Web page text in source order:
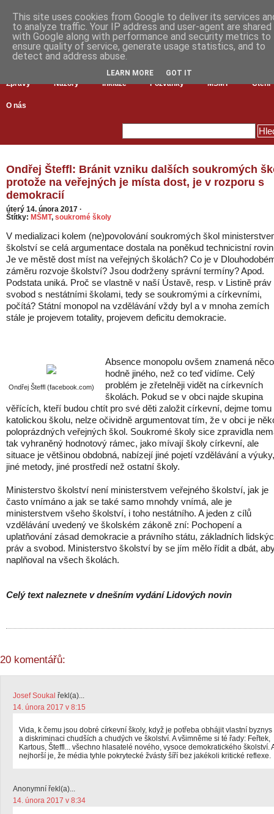
Zprávy Názory Inkluze Pozvánky MŠMT Čtení
O nás
Ondřej Šteffl: Bránit vzniku dalších soukromých
protože na veřejných je místa dost, je v rozporu s
demokracií
úterý 14. února 2017 ·
Štítky: MŠMT, soukromé školy
V medializaci kolem (ne)povolování soukromých škol
školství se celá argumentace dostala na poněkud technicistní
Je ve městě dost míst na veřejných školách? Co je v
záměru rozvoje školství? Jsou dodrženy správní termíny? Apod.
Podstata uniká. Proč se vlastně v naší Ústavě, resp. v Listině práv
svobod s nestátními školami, tedy se soukromými a církevními,
počítá? Státní monopol na vzdělávání vždy byl a v mnoha zemích
stále je projevem totality, projevem deficitu demokracie.
Ondřej Šteffl (facebook.com)
Absence monopolu ovšem znamená něco
hodně jiného, než co teď vidíme. Celý
problém je zřetelněji vidět na církevních
školách. Pokud se v obci najde skupina
věřících, kteří budou chtít pro své děti založit církevní, dejme tomu
katolickou školu, nelze očividně argumentovat tím, že v obci je
poloprázdných veřejných škol. Soukromé školy sice zpravidla
tak vyhraněný hodnotový rámec, jako mívají školy církevní, ale
situace je většinou obdobná, nabízejí jiné pojetí vzdělávání a výuky,
jiné metody, jiné prostředí než ostatní školy.
Ministerstvo školství není ministerstvem veřejného školství, jak je
často vnímáno a jak se také samo mnohdy vnímá, ale je
ministerstvem všeho školství, i toho nestátního. A jeden z cílů
vzdělávání uvedený ve školském zákoně zní: Pochopení a
uplatňování zásad demokracie a právního státu, základních
práv a svobod. Ministerstvo školství by se jím mělo řídit a dbát,
naplňoval na všech školách.
Celý text naleznete v dnešním vydání Lidových novin
20 komentářů:
Josef Soukal řekl(a)...
14. února 2017 v 8:15
Vida, k čemu jsou dobré církevní školy, když je potřeba obhájit vlastní byznys
a diskriminaci chudších a chudých ve školství. A všimněme si té řady: Feřtek,
Kartous, Šteffl... všechno hlasatelé nového, vysoce demokratického školství.
nejhorší je, že média tyhle pokrytecké žvásty šíří bez jakékoli kritické reflexe.
Anonymní řekl(a)...
14. února 2017 v 8:34
This site uses cookies from Google to deliver its services
to analyze traffic. Your IP address and user-agent are shared
with Google along with performance and security metrics to
ensure quality of service, generate usage statistics, and to
detect and address abuse.
LEARN MORE GOT IT